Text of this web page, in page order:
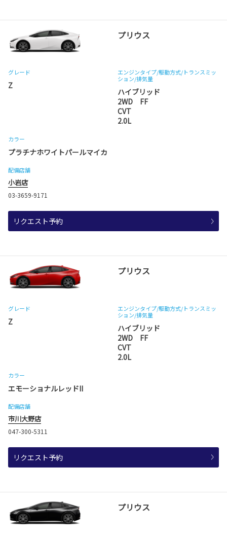
プリウス
グレード
Z
エンジンタイプ/駆動方式/トランスミッ
ション/排気量
ハイブリッド
2WD FF
CVT
2.0L
カラー
プラチナホワイトパールマイカ
配備店舗
小岩店
03-3659-9171
リクエスト予約
プリウス
グレード
Z
エンジンタイプ/駆動方式/トランスミッ
ション/排気量
ハイブリッド
2WD FF
CVT
2.0L
カラー
エモーショナルレッドII
配備店舗
市川大野店
047-300-5311
リクエスト予約
プリウス